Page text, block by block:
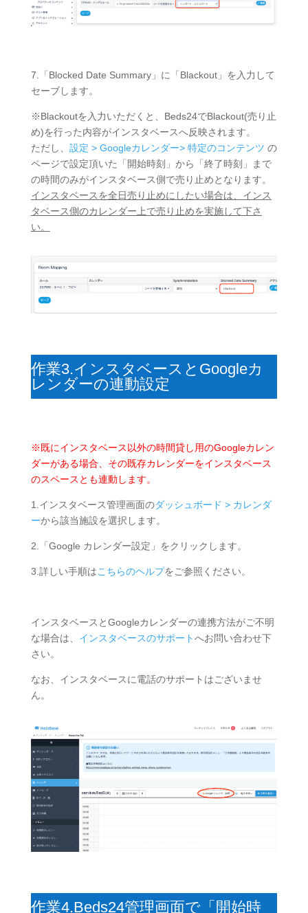
7.「Blocked Date Summary」に「Blackout」を入力して
セーブします。
※Blackoutを入力いただくと、Beds24でBlackout(売り止
め)を行った内容がインスタベースへ反映されます。
ただし、 設定 > Googleカレンダー> 特定のコンテンツ の
ページで設定頂いた「開始時刻」から「終了時刻」まで
の時間のみがインスタベース側で売り止めとなります。
インスタベースを全日売り止めにしたい場合は、インス
タベース側のカレンダー上で売り止めを実施して下さ
い。
作業3.インスタベースとGoogleカ
レンダーの連動設定
※既にインスタベース以外の時間貸し用のGoogleカレン
ダーがある場合、その既存カレンダーをインスタベース
のスペースとも連動します。
1.インスタベース管理画面のダッシュボード > カレンダ
ーから該当施設を選択します。
2.「Google カレンダー設定」をクリックします。
3.詳しい手順はこちらのヘルプをご参照ください。
インスタベースとGoogleカレンダーの連携方法がご不明
な場合は、 インスタベースのサポートへお問い合わせ下
さい。
なお、インスタベースに電話のサポートはございませ
ん。
作業4.Beds24管理画面で「開始時